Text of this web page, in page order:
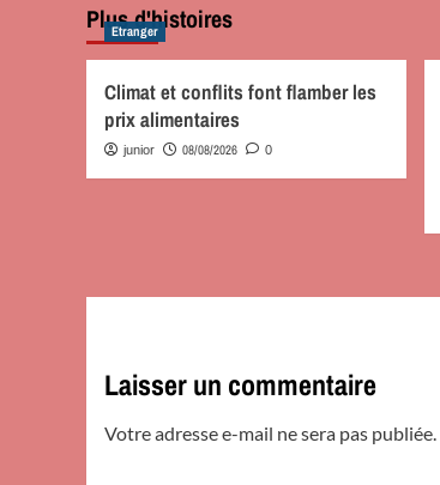
Plus d'histoires
Etranger
Climat et conflits font flamber les
prix alimentaires
junior 08/08/2026 0
Laisser un commentaire
Votre adresse e-mail ne sera pas publiée.